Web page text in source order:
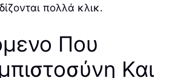
πολλά κλικ.
Που
Και